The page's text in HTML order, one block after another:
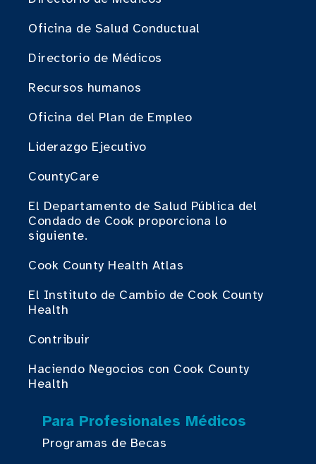
Oficina de Salud Conductual
Directorio de Médicos
Recursos humanos
Oficina del Plan de Empleo
Liderazgo Ejecutivo
CountyCare
El Departamento de Salud Pública del
Condado de Cook proporciona lo
siguiente.
Cook County Health Atlas
El Instituto de Cambio de Cook County
Health
Contribuir
Haciendo Negocios con Cook County
Health
Para Profesionales Médicos
Programas de Becas